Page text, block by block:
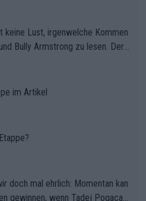
Quittung im FinaleReus
komplett einbrach, übernahm V
Erwachen: Zu diesem Zeitpunkt
bereits zu groß, um es im Allein
Quittung sind nun 15 Sekunden
– ein Polster, das Niewiado
als der psychologische Wendep
eingehen. Wenn man bei so
den Moment verpasst und der K
ist der Schaden am Ber
uns liegt nun das große Finale R
psychologisch Oberwasser, ab
keine Lust, irgenwelche Kommen
Bully Armstrong zu lesen. Der
im Artikel
doch mal ehrlich: Momentan kan
gewinnen, wenn Tadej Pogacar